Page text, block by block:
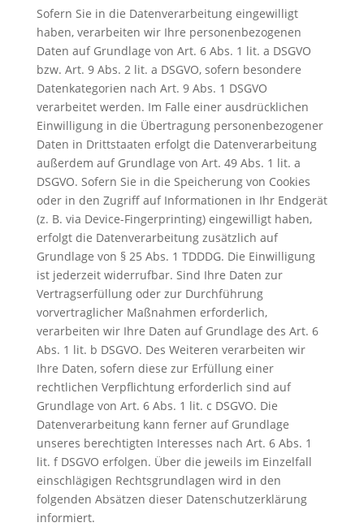
Sofern Sie in die Datenverarbeitung eingewilligt
haben, verarbeiten wir Ihre personenbezogenen
Daten auf Grundlage von Art. 6 Abs. 1 lit. a DSGVO
bzw. Art. 9 Abs. 2 lit. a DSGVO, sofern besondere
Datenkategorien nach Art. 9 Abs. 1 DSGVO
verarbeitet werden. Im Falle einer ausdrücklichen
Einwilligung in die Übertragung personenbezogener
Daten in Drittstaaten erfolgt die Datenverarbeitung
außerdem auf Grundlage von Art. 49 Abs. 1 lit. a
DSGVO. Sofern Sie in die Speicherung von Cookies
oder in den Zugriff auf Informationen in Ihr Endgerät
(z. B. via Device-Fingerprinting) eingewilligt haben,
erfolgt die Datenverarbeitung zusätzlich auf
Grundlage von § 25 Abs. 1 TDDDG. Die Einwilligung
ist jederzeit widerrufbar. Sind Ihre Daten zur
Vertragserfüllung oder zur Durchführung
vorvertraglicher Maßnahmen erforderlich,
verarbeiten wir Ihre Daten auf Grundlage des Art. 6
Abs. 1 lit. b DSGVO. Des Weiteren verarbeiten wir
Ihre Daten, sofern diese zur Erfüllung einer
rechtlichen Verpflichtung erforderlich sind auf
Grundlage von Art. 6 Abs. 1 lit. c DSGVO. Die
Datenverarbeitung kann ferner auf Grundlage
unseres berechtigten Interesses nach Art. 6 Abs. 1
lit. f DSGVO erfolgen. Über die jeweils im Einzelfall
einschlägigen Rechtsgrundlagen wird in den
folgenden Absätzen dieser Datenschutzerklärung
informiert.